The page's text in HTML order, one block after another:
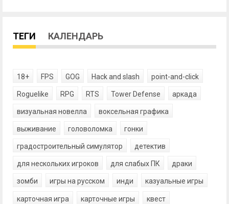
ТЕГИ КАЛЕНДАРЬ
18+ FPS GOG Hack and slash point-and-click
Roguelike RPG RTS Tower Defense аркада
визуальная новелла воксельная графика
выживание головоломка гонки
градостроительный симулятор детектив
для нескольких игроков для слабых ПК драки
зомби игры на русском инди казуальные игры
карточная игра карточные игры квест